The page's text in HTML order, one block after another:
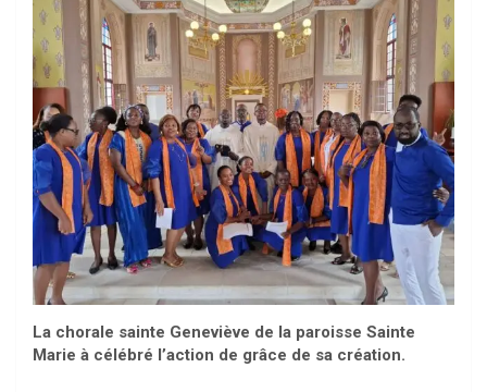
La chorale sainte Geneviève de la paroisse Sainte
Marie à célébré l’action de grâce de sa création.